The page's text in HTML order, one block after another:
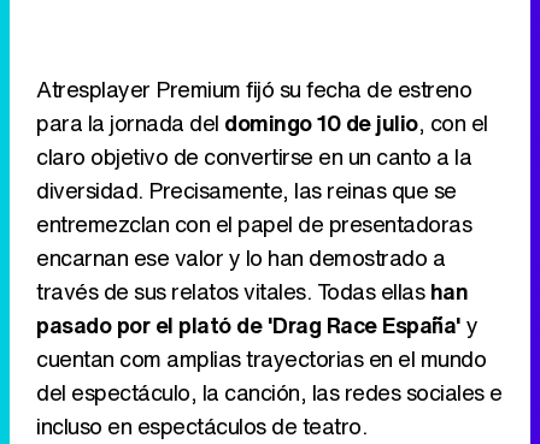
Atresplayer Premium fijó su fecha de estreno
para la jornada del domingo 10 de julio, con el
claro objetivo de convertirse en un canto a la
diversidad. Precisamente, las reinas que se
entremezclan con el papel de presentadoras
encarnan ese valor y lo han demostrado a
través de sus relatos vitales. Todas ellashan
pasado por el plató de 'Drag Race España'y
cuentan com amplias trayectorias en el mundo
del espectáculo, la canción, las redes sociales e
incluso en espectáculos de teatro.